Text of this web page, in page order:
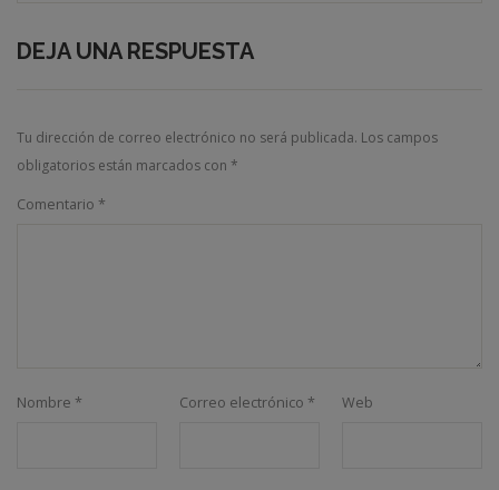
DEJA UNA RESPUESTA
Tu dirección de correo electrónico no será publicada. Los campos
obligatorios están marcados con *
Comentario *
Nombre * Correo electrónico * Web